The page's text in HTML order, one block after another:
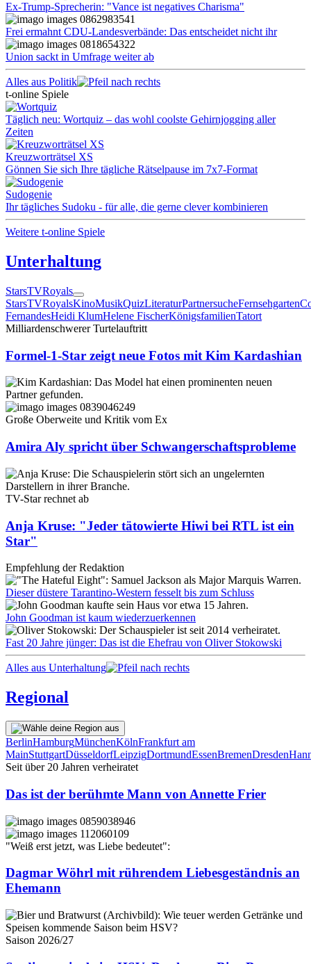
Ex-Trump-Sprecherin: "Vance ist negatives Charisma"
Frei ermahnt CDU-Landesverbände: Das entscheidet nicht ihr
Union sackt in Umfrage weiter ab
Alles aus Politik
t-online Spiele
Täglich neu: Wortquiz – das wohl coolste Gehirnjogging aller
Zeiten
Kreuzworträtsel XS
Gönnen Sie sich Ihre tägliche Rätselpause im 7x7-Format
Sudogenie
Ihr tägliches Sudoku - für alle, die gerne clever kombinieren
Weitere t-online Spiele
Unterhaltung
StarsTVRoyals
StarsTVRoyalsKinoMusikQuizLiteraturPartnersucheFernsehgarten
FernandesHeidi KlumHelene FischerKönigsfamilienTatort
Milliardenschwerer Turtelauftritt
Formel-1-Star zeigt neue Fotos mit Kim Kardashian
Große Oberweite und Kritik vom Ex
Amira Aly spricht über Schwangerschaftsprobleme
TV-Star rechnet ab
Anja Kruse: "Jeder tätowierte Hiwi bei RTL ist ein
Star"
Empfehlung der Redaktion
Dieser düstere Tarantino-Western fesselt bis zum Schluss
John Goodman ist kaum wiederzuerkennen
Fast 20 Jahre jünger: Das ist die Ehefrau von Oliver Stokowski
Alles aus Unterhaltung
Regional
BerlinHamburgMünchenKölnFrankfurt am
MainStuttgartDüsseldorfLeipzigDortmundEssenBremenDresden
Seit über 20 Jahren verheiratet
Das ist der berühmte Mann von Annette Frier
"Weiß erst jetzt, was Liebe bedeutet":
Dagmar Wöhrl mit rührendem Liebesgeständnis an
Ehemann
Saison 2026/27